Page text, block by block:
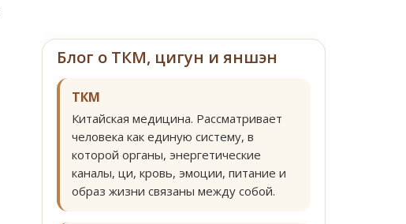
Блог о ТКМ, цигун и яншэн
ТКМ
Китайская медицина. Рассматривает
человека как единую систему, в
которой органы, энергетические
каналы, ци, кровь, эмоции, питание и
образ жизни связаны между собой.